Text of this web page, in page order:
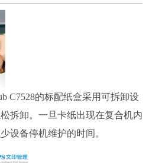
C7528的标配纸盒采用可拆卸设
拆卸。一旦卡纸出现在复合机内
设备停机维护的时间。